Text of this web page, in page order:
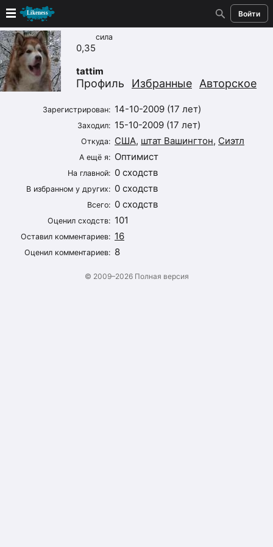
Войти
Новые
Лучшие
Голосование
Случайное сходство 👍
Создать сходство
Для публикации необходима авторизация
Поиск
сила
0,35
tattim
Профиль Избранные Авторское
Зарегистрирован: 14-10-2009 (17 лет)
Заходил: 15-10-2009 (17 лет)
Откуда: США, штат Вашингтон, Сиэтл
А ещё я: Оптимист
На главной: 0 сходств
В избранном у других: 0 сходств
Всего: 0 сходств
Оценил сходств: 101
Оставил комментариев: 16
Оценил комментариев: 8
© 2009–2026 Полная версия